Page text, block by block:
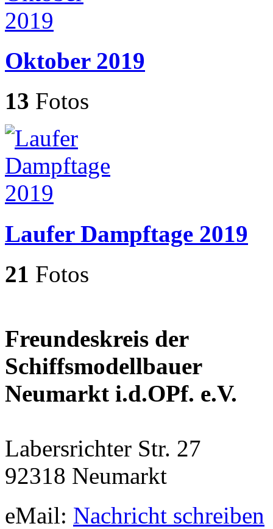
Oktober 2019
13 Fotos
Laufer Dampftage 2019
21 Fotos
Freundeskreis der
Schiffsmodellbauer
Neumarkt i.d.OPf. e.V.
Labersrichter Str. 27
92318 Neumarkt
eMail: Nachricht schreiben